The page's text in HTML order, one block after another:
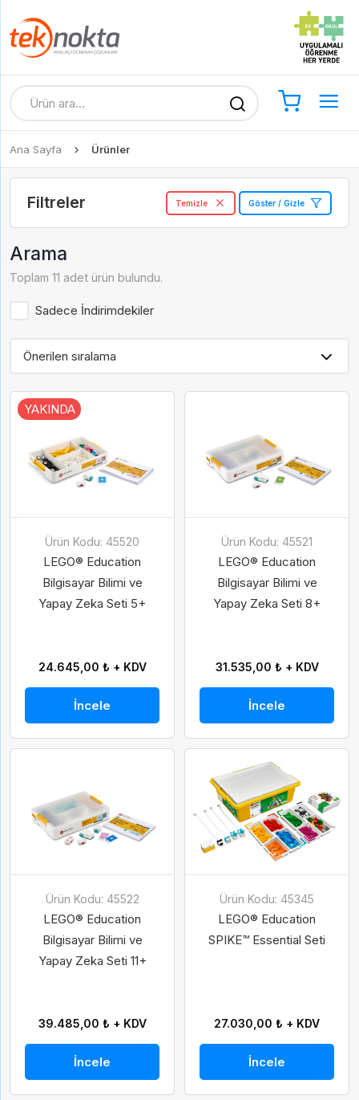
Ana Sayfa Ürünler
Filtreler Temizle Göster / Gizle
Arama
Toplam 11 adet ürün bulundu.
Sadece İndirimdekiler
YAKINDA
Ürün Kodu: 45520
LEGO® Education
Bilgisayar Bilimi ve
Yapay Zeka Seti 5+
24.645,00 ₺ + KDV
İncele
Ürün Kodu: 45521
LEGO® Education
Bilgisayar Bilimi ve
Yapay Zeka Seti 8+
31.535,00 ₺ + KDV
İncele
Ürün Kodu: 45522
LEGO® Education
Bilgisayar Bilimi ve
Yapay Zeka Seti 11+
39.485,00 ₺ + KDV
İncele
Ürün Kodu: 45345
LEGO® Education
SPIKE™ Essential Seti
27.030,00 ₺ + KDV
İncele